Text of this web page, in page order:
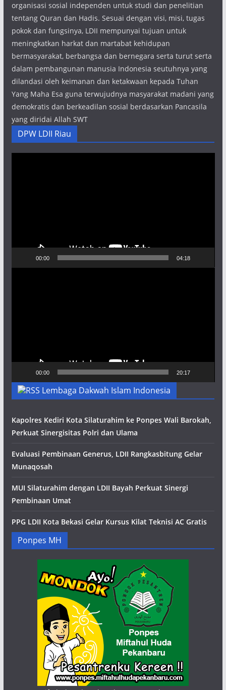
organisasi sosial independen untuk studi dan penelitian
tentang Quran dan Hadis. Sesuai dengan visi, misi, tugas
pokok dan fungsinya, LDII mempunyai tujuan untuk
meningkatkan harkat dan martabat kehidupan
bermasyarakat, berbangsa dan bernegara serta turut serta
dalam pembangunan manusia Indonesia seutuhnya yang
dilandasi oleh keimanan dan ketakwaan kepada Tuhan
Yang Maha Esa guna terwujudnya masyarakat madani yang
demokratis dan berkeadilan sosial berdasarkan Pancasila
yang diridai Allah SWT
DPW LDII Riau
00:00 04:18
00:00 20:17
Lembaga Dakwah Islam Indonesia
Kapolres Kediri Kota Silaturahim ke Ponpes Wali Barokah,
Perkuat Sinergisitas Polri dan Ulama
Evaluasi Pembinaan Generus, LDII Rangkasbitung Gelar
Munaqosah
MUI Silaturahim dengan LDII Bayah Perkuat Sinergi
Pembinaan Umat
PPG LDII Kota Bekasi Gelar Kursus Kilat Teknisi AC Gratis
Ponpes MH